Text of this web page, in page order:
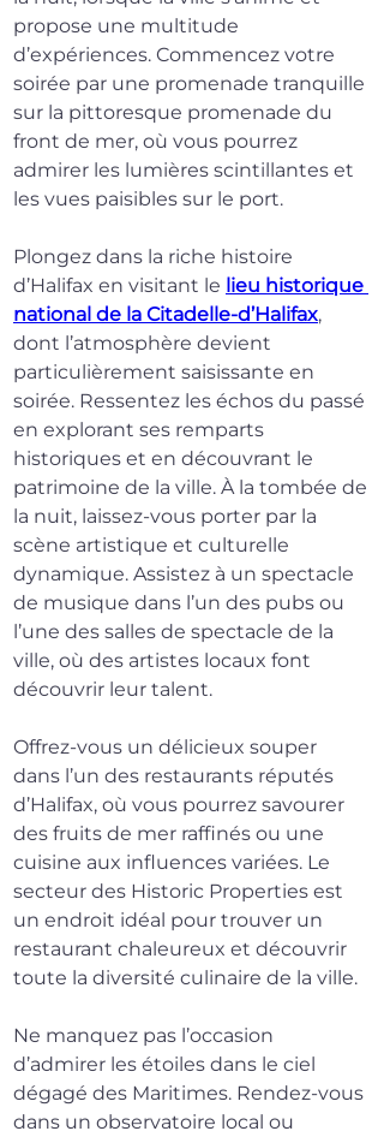
propose une multitude
d’expériences. Commencez votre
soirée par une promenade tranquille
sur la pittoresque promenade du
front de mer, où vous pourrez
admirer les lumières scintillantes et
les vues paisibles sur le port.
Plongez dans la riche histoire
d’Halifax en visitant le lieu historique
national de la Citadelle-d’Halifax,
dont l’atmosphère devient
particulièrement saisissante en
soirée. Ressentez les échos du passé
en explorant ses remparts
historiques et en découvrant le
patrimoine de la ville. À la tombée de
la nuit, laissez-vous porter par la
scène artistique et culturelle
dynamique. Assistez à un spectacle
de musique dans l’un des pubs ou
l’une des salles de spectacle de la
ville, où des artistes locaux font
découvrir leur talent.
Offrez-vous un délicieux souper
dans l’un des restaurants réputés
d’Halifax, où vous pourrez savourer
des fruits de mer raffinés ou une
cuisine aux influences variées. Le
secteur des Historic Properties est
un endroit idéal pour trouver un
restaurant chaleureux et découvrir
toute la diversité culinaire de la ville.
Ne manquez pas l’occasion
d’admirer les étoiles dans le ciel
dégagé des Maritimes. Rendez-vous
dans un observatoire local ou